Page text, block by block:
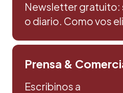
Newsletter gratuito:
o diario. Como vos
Prensa &
Escribinos a